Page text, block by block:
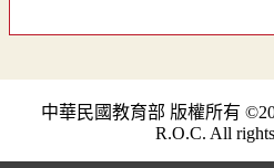
中華民國教育部 版權所有
R.O.C. All